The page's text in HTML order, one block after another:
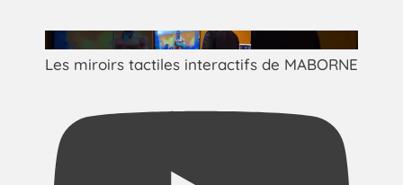
Les miroirs tactiles interactifs de MABORNE